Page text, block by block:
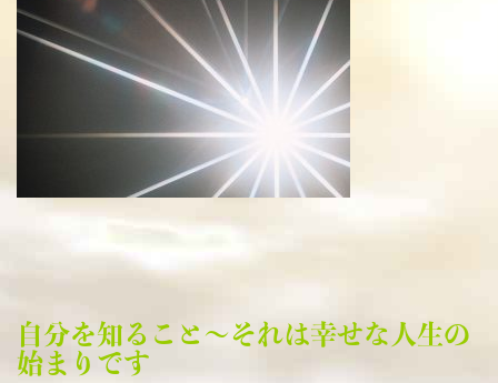
自分を知ること～それは幸せな人生の
始まりです